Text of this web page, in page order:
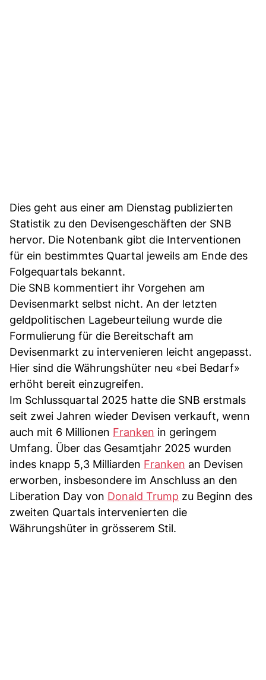
Dies geht aus einer am Dienstag publizierten
Statistik zu den Devisengeschäften der SNB
hervor. Die Notenbank gibt die Interventionen
für ein bestimmtes Quartal jeweils am Ende des
Folgequartals bekannt.
Die SNB kommentiert ihr Vorgehen am
Devisenmarkt selbst nicht. An der letzten
geldpolitischen Lagebeurteilung wurde die
Formulierung für die Bereitschaft am
Devisenmarkt zu intervenieren leicht angepasst.
Hier sind die Währungshüter neu «bei Bedarf»
erhöht bereit einzugreifen.
Im Schlussquartal 2025 hatte die SNB erstmals
seit zwei Jahren wieder Devisen verkauft, wenn
auch mit 6 Millionen Franken in geringem
Umfang. Über das Gesamtjahr 2025 wurden
indes knapp 5,3 Milliarden Franken an Devisen
erworben, insbesondere im Anschluss an den
Liberation Day von Donald Trump zu Beginn des
zweiten Quartals intervenierten die
Währungshüter in grösserem Stil.